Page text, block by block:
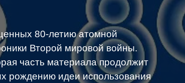
80-летию атомной
Второй мировой войны.
часть материала продолжит
рождению идеи использования